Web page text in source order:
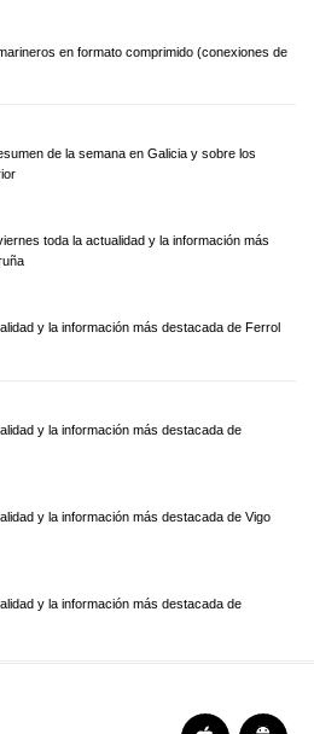
en formato comprimido (conexiones de
de la semana en Galicia y sobre los
toda la actualidad y la información más
y la información más destacada de Ferrol
y la información más destacada de
y la información más destacada de Vigo
y la información más destacada de